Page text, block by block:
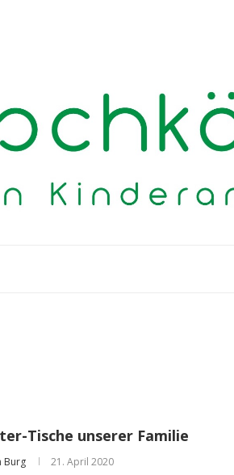
Tische unserer Familie
Burg 21. April 2020